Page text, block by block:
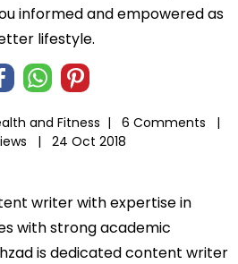
informed and empowered as
lifestyle.
and Fitness |
6 Comments |
|
24 Oct 2018
writer with expertise in
with strong academic
is dedicated content writer